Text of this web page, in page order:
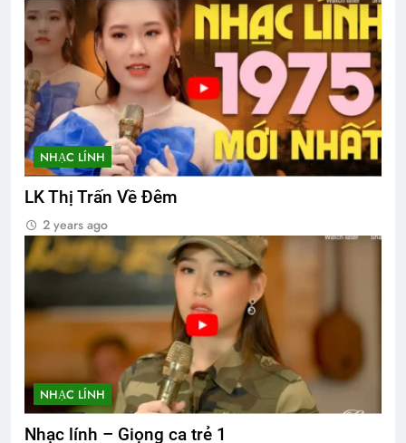
NHẠC LÍNH
LK Thị Trấn Về Đêm
2 years ago
NHẠC LÍNH
Nhạc lính – Giọng ca trẻ 1